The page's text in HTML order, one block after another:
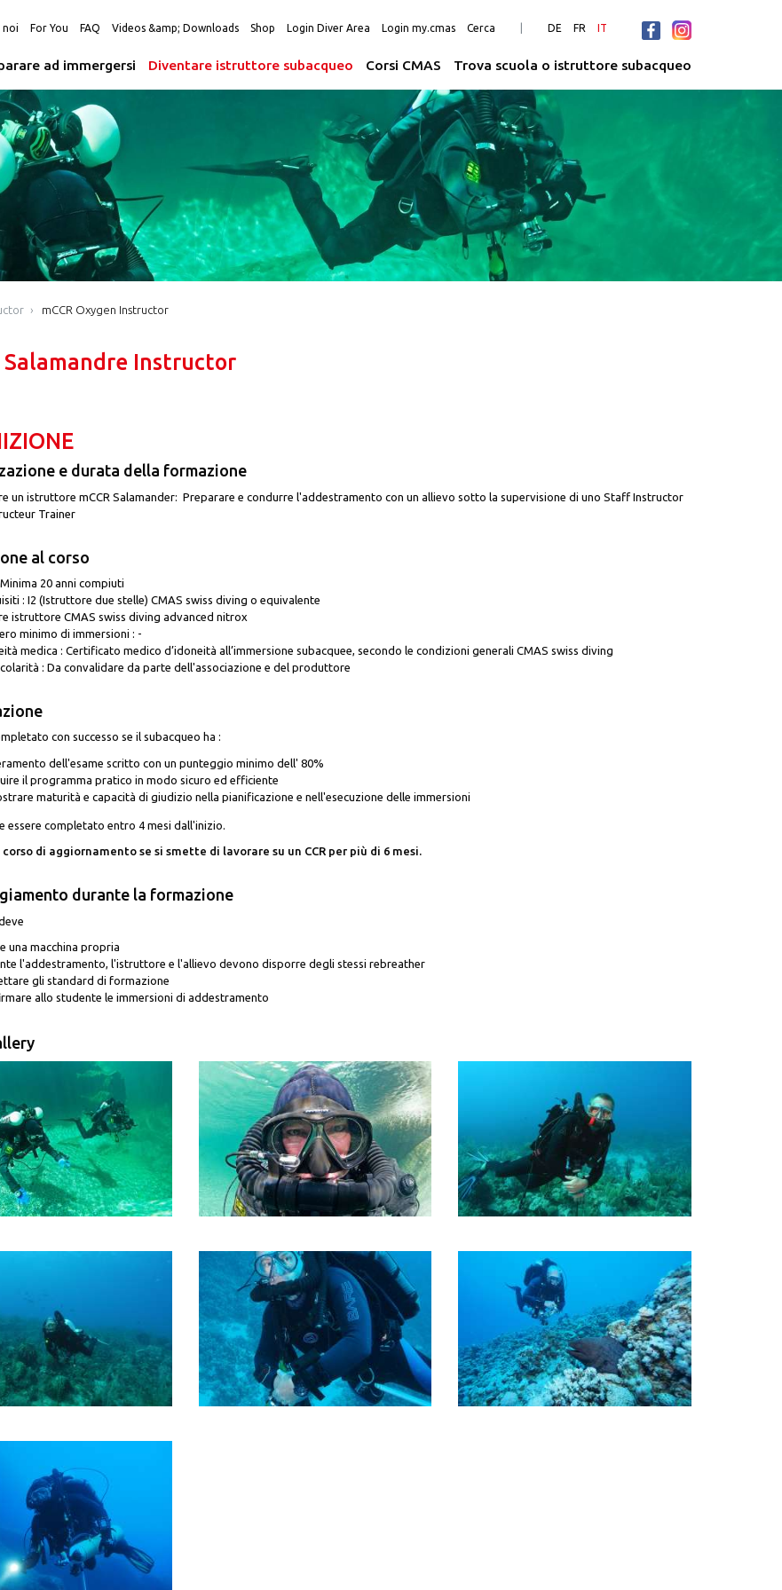
noi For You FAQ Videos &amp; Downloads Shop Login Diver Area Login my.cmas Cerca DE FR IT
ad immergersi Diventare istruttore subacqueo Corsi CMAS Trova scuola o istruttore subacqueo
mCCR Oxygen Instructor
Salamandre Instructor
e durata della formazione
un istruttore mCCR Salamander: Preparare e condurre l'addestramento con un allievo sotto la supervisione di uno Staff Instructor
Trainer
al corso
20 anni compiuti
: I2 (Istruttore due stelle) CMAS swiss diving o equivalente
istruttore CMAS swiss diving advanced nitrox
minimo di immersioni : -
medica : Certificato medico d’idoneità all’immersione subacquee, secondo le condizioni generali CMAS swiss diving
: Da convalidare da parte dell'associazione e del produttore
con successo se il subacqueo ha :
dell'esame scritto con un punteggio minimo dell' 80%
il programma pratico in modo sicuro ed efficiente
maturità e capacità di giudizio nella pianificazione e nell'esecuzione delle immersioni
essere completato entro 4 mesi dall'inizio.
corso di aggiornamento se si smette di lavorare su un CCR per più di 6 mesi.
durante la formazione
una macchina propria
l'addestramento, l'istruttore e l'allievo devono disporre degli stessi rebreather
gli standard di formazione
allo studente le immersioni di addestramento